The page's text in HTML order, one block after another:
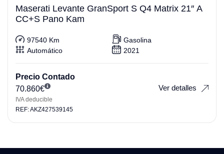
Maserati Levante GranSport S Q4 Matrix 21″ A
CC+S Pano Kam
97540 Km
Gasolina
Automático
2021
Precio Contado
70.860€
IVA deducible
Ver detalles
REF: AKZ427539145